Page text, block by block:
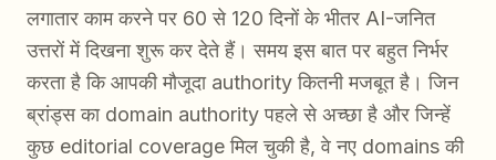
लगातार काम करने पर 60 से 120 दिनों के भीतर AI-जनित
उत्तरों में दिखना शुरू कर देते हैं। समय इस बात पर बहुत निर्भर
करता है कि आपकी मौजूदा authority कितनी मजबूत है। जिन
ब्रांड्स का domain authority पहले से अच्छा है और जिन्हें
कुछ editorial coverage मिल चुकी है, वे नए domains की